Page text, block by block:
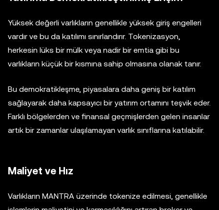
Yüksek değerli varlıkların genellikle yüksek giriş engelleri
vardır ve bu da katılımı sınırlandırır. Tokenizasyon,
herkesin lüks bir mülk veya nadir bir emtia gibi bu
varlıkların küçük bir kısmına sahip olmasına olanak tanır.
Bu demokratikleşme, piyasalara daha geniş bir katılım
sağlayarak daha kapsayıcı bir yatırım ortamını teşvik eder.
Farklı bölgelerden ve finansal geçmişlerden gelen insanlar
artık bir zamanlar ulaşılamayan varlık sınıflarına katılabilir.
Maliyet ve Hız
Varlıkların MANTRA üzerinde tokenize edilmesi, genellikle